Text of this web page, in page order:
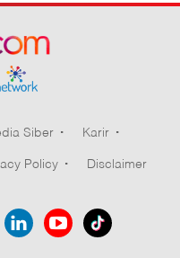
Komaladi
Siber
Karir
Policy Disclaimer